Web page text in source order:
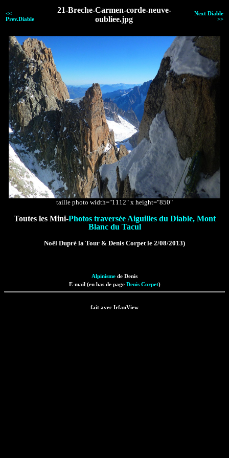
<<
Prev.Diable
21-Breche-Carmen-corde-neuve-
oubliee.jpg
Next Diable
>>
taille photo width="1112" x height="850"
Toutes les Mini-Photos traversée Aiguilles du Diable, Mont
Blanc du Tacul
Noël Dupré la Tour & Denis Corpet le 2/08/2013)
Alpinisme de Denis
E-mail (en bas de page Denis Corpet)
fait avec IrfanView